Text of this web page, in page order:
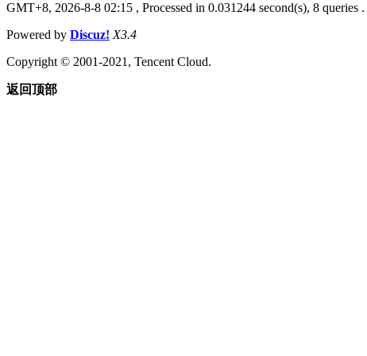
GMT+8, 2026-8-8 02:15 , Processed in 0.031244 second(s), 8 queries .
Powered by Discuz! X3.4
Copyright © 2001-2021, Tencent Cloud.
返回顶部